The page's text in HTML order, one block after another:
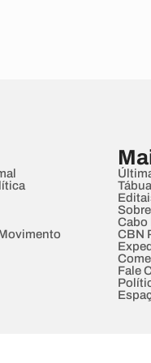
Cabo
CBN
Fale